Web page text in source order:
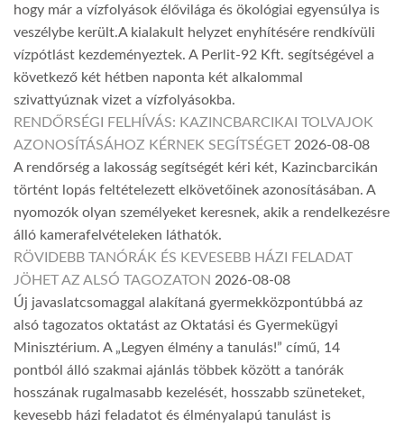
hogy már a vízfolyások élővilága és ökológiai egyensúlya is
veszélybe került.A kialakult helyzet enyhítésére rendkívüli
vízpótlást kezdeményeztek. A Perlit-92 Kft. segítségével a
következő két hétben naponta két alkalommal
szivattyúznak vizet a vízfolyásokba.
RENDŐRSÉGI FELHÍVÁS: KAZINCBARCIKAI TOLVAJOK
AZONOSÍTÁSÁHOZ KÉRNEK SEGÍTSÉGET 2026-08-08
A rendőrség a lakosság segítségét kéri két, Kazincbarcikán
történt lopás feltételezett elkövetőinek azonosításában. A
nyomozók olyan személyeket keresnek, akik a rendelkezésre
álló kamerafelvételeken láthatók.
RÖVIDEBB TANÓRÁK ÉS KEVESEBB HÁZI FELADAT
JÖHET AZ ALSÓ TAGOZATON 2026-08-08
Új javaslatcsomaggal alakítaná gyermekközpontúbbá az
alsó tagozatos oktatást az Oktatási és Gyermekügyi
Minisztérium. A „Legyen élmény a tanulás!” című, 14
pontból álló szakmai ajánlás többek között a tanórák
hosszának rugalmasabb kezelését, hosszabb szüneteket,
kevesebb házi feladatot és élményalapú tanulást is